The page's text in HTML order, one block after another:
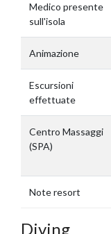
Medico presente
sull'isola
Animazione
Escursioni
effettuate
Centro Massaggi
(SPA)
Note resort
Diving